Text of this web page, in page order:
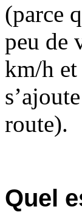
(parce
peu de
km/h
route).
Quel